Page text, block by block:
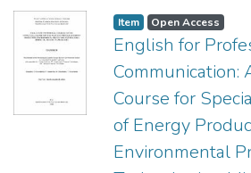
Item Open Access
English for
Communication:
Course for
of Energy
Environmental